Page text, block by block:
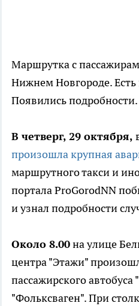
Маршрутка с
Нижнем Новгороде.
Появились подробности.
В четверг, 29 октября,
произошла крупная
маршрутного такси и
портала ProGorodNN
и узнал подробности
Около 8.00на улице
центра "Этажи"
пассажирского
"Фольксваген". При